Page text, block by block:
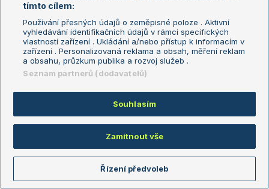
Podmínky užití
Nastavení soukromí
GDPR a žurnalistika
Reklama
Kontakt
Informace o zpracování osobních
údajů
Copyright © 2008-2026 TenisPortal.cz. Využíváme zpravodajství ČTK.
tímto cílem:
Používání přesných údajů o zeměpisné poloze . Aktivní
vyhledávání identifikačních údajů v rámci specifických
vlastností zařízení . Ukládání a/nebo přístup k informacím v
zařízení . Personalizovaná reklama a obsah, měření reklam
a obsahu, průzkum publika a rozvoj služeb .
Seznam partnerů (dodavatelů)
Souhlasím
Zamítnout vše
Řízení předvoleb